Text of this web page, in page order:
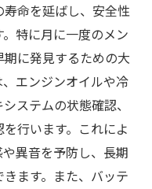
命を延ばし、安全性
特に月に一度のメン
に発見するための大
エンジンオイルや冷
ステムの状態確認、
行います。これによ
異音を予防し、長期
ます。また、バッテ